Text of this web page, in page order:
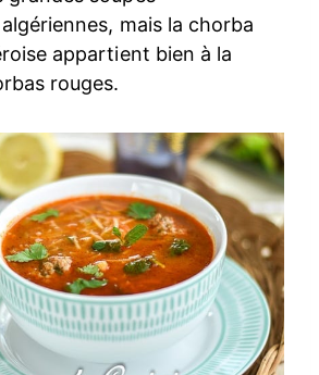
mais la chorba
appartient bien à la
rouges.